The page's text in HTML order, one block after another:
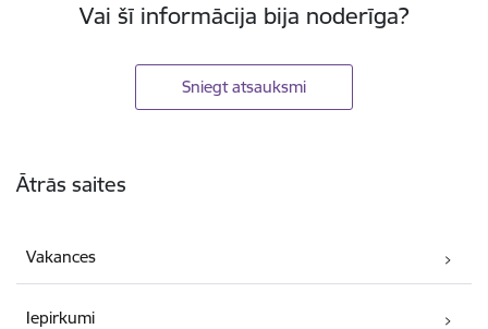
Vai šī informācija bija noderīga?
Sniegt atsauksmi
Ātrās saites
Vakances
Iepirkumi